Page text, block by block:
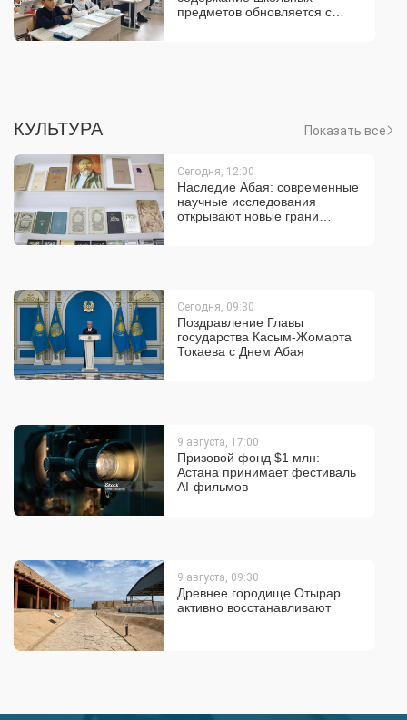
предметов обновляется с
КУЛЬТУРА Показать все
Сегодня, 12:00
Наследие Абая: современные
научные исследования
открывают новые грани
Сегодня, 09:30
Поздравление Главы
государства Касым-Жомарта
Токаева с Днем Абая
9 августа, 17:00
Призовой фонд $1 млн:
Астана принимает фестиваль
AI-фильмов
9 августа, 09:30
Древнее городище Отырар
активно восстанавливают